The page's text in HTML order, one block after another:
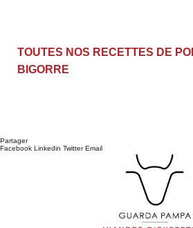
TOUTES NOS RECETTES DE
BIGORRE
Partager
Facebook Linkedin Twitter Email